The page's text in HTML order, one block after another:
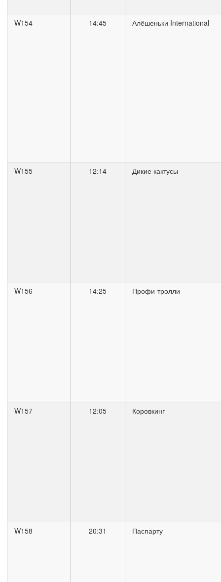
W154 14:45 Алёшеньки International
W155 12:14 Дикие кактусы
W156 14:25 Профи-тролли
W157 12:05 Коровкинг
W158 20:31 Паспарту